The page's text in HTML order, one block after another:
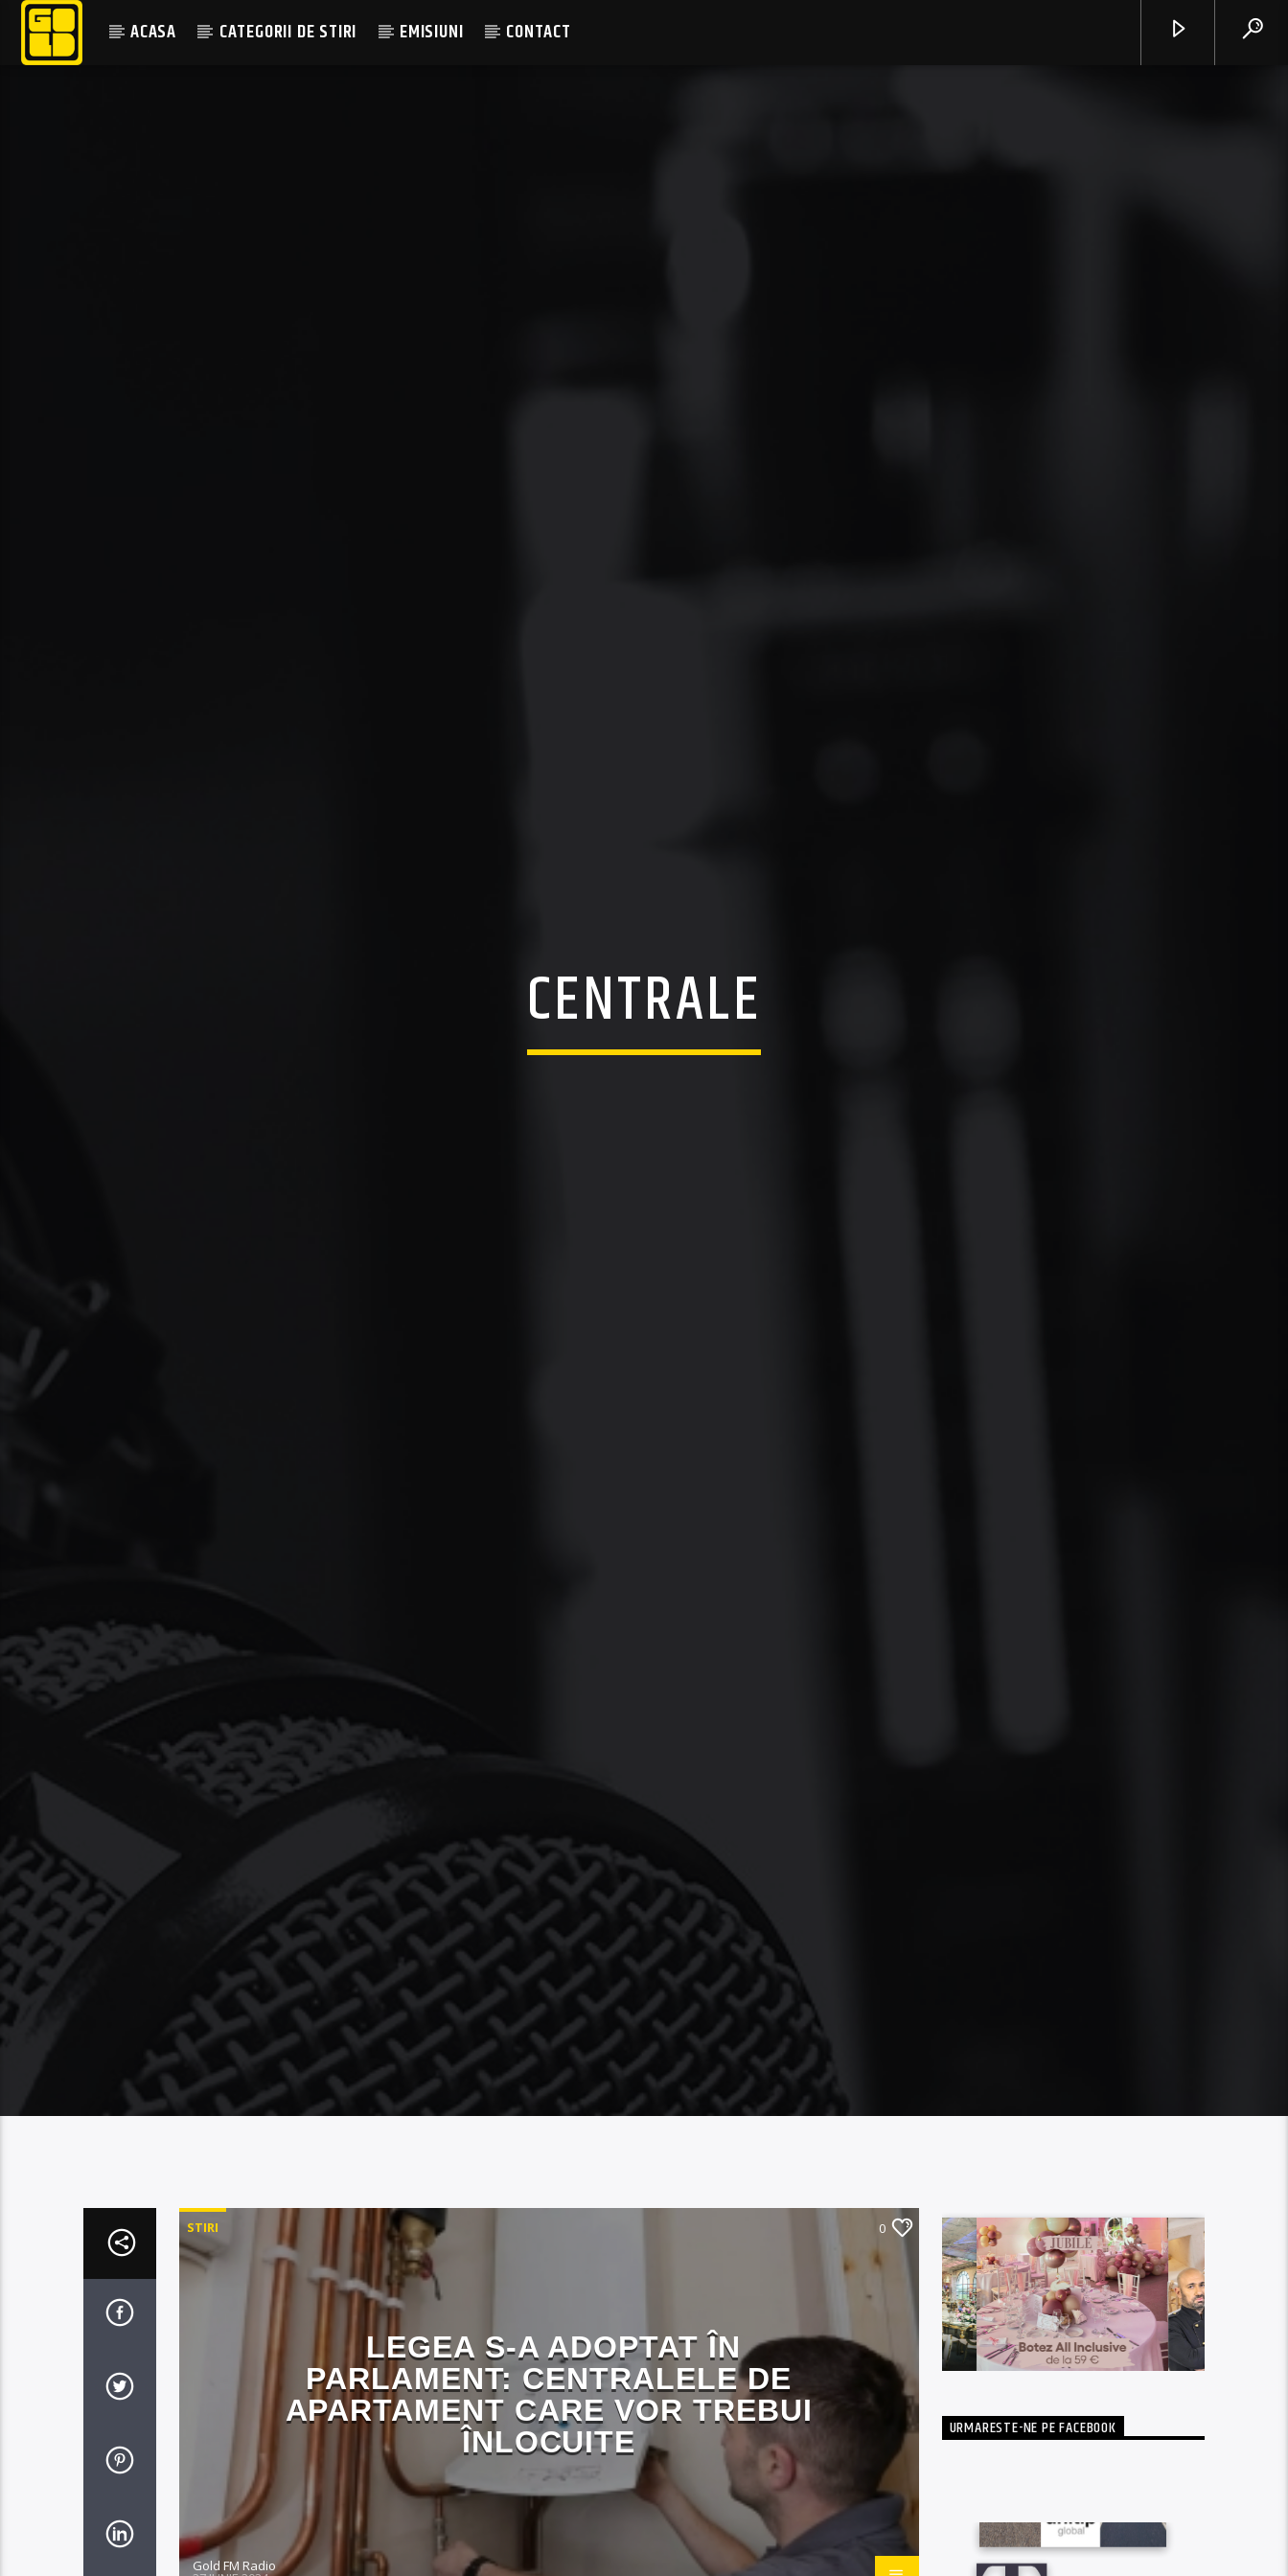
ACASA CATEGORII DE STIRI EMISIUNI CONTACT
CENTRALE
STIRI 0
LEGEA S-A ADOPTAT ÎN
PARLAMENT: CENTRALELE DE
APARTAMENT CARE VOR TREBUI
ÎNLOCUITE
Gold FM Radio
URMARESTE-NE PE FACEBOOK